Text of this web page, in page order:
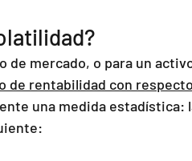
de mercado, o para un
de rentabilidad con
una medida estadística: